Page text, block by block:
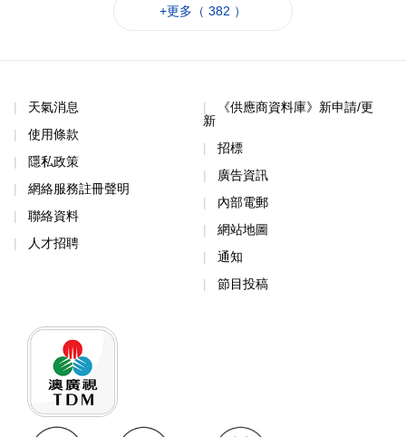
+更多（ 382 ）
天氣消息
使用條款
隱私政策
網絡服務註冊聲明
聯絡資料
人才招聘
《供應商資料庫》新申請/更
新
招標
廣告資訊
內部電郵
網站地圖
通知
節目投稿